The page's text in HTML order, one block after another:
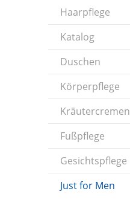
Haarpflege
Katalog
Duschen
Körperpflege
Kräutercremen
Fußpflege
Gesichtspflege
Just for Men